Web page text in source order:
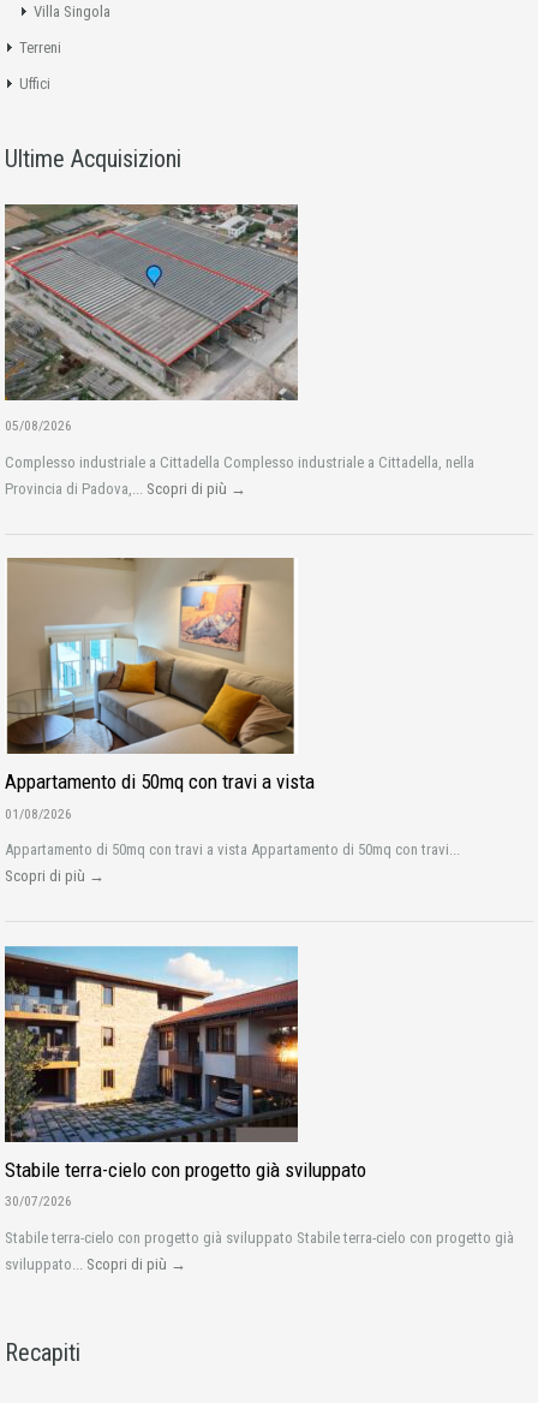
Villa Singola
Terreni
Uffici
Ultime Acquisizioni
05/08/2026
Complesso industriale a Cittadella Complesso industriale a Cittadella, nella
Provincia di Padova,... Scopri di più →
Appartamento di 50mq con travi a vista
01/08/2026
Appartamento di 50mq con travi a vista Appartamento di 50mq con travi...
Scopri di più →
Stabile terra-cielo con progetto già sviluppato
30/07/2026
Stabile terra-cielo con progetto già sviluppato Stabile terra-cielo con progetto già
sviluppato... Scopri di più →
Recapiti